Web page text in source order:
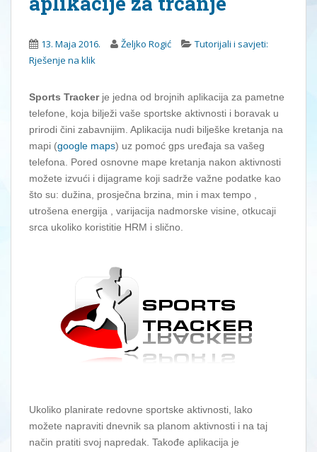
13. Maja 2016. Željko Rogić
Tutorijali i savjeti:
Rješenje na klik
Sports Trackerje jedna od brojnih aplikacija za pametne
telefone, koja bilježi vaše sportske aktivnosti i boravak u
prirodi čini zabavnijim. Aplikacija nudi bilješke kretanja na
mapi (google maps) uz pomoć gps uređaja sa vašeg
telefona. Pored osnovne mape kretanja nakon aktivnosti
možete izvući i dijagrame koji sadrže važne podatke kao
što su: dužina, prosječna brzina, min i max tempo ,
utrošena energija , varijacija nadmorske visine, otkucaji
srca ukoliko koristitie HRM i slično.
Ukoliko planirate redovne sportske aktivnosti, lako
možete napraviti dnevnik sa planom aktivnosti i na taj
način pratiti svoj napredak. Takođe aplikacija je